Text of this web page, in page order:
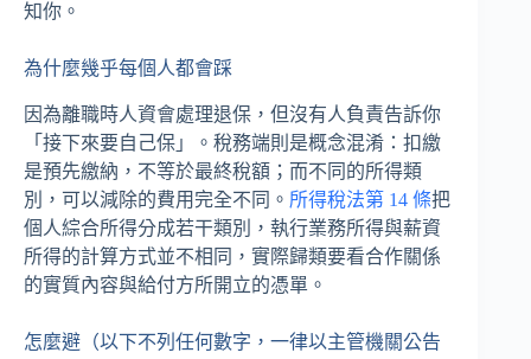
知你。
為什麼幾乎每個人都會踩
因為離職時人資會處理退保，但沒有人負責告訴你
「接下來要自己保」。稅務端則是概念混淆：扣繳
是預先繳納，不等於最終稅額；而不同的所得類
別，可以減除的費用完全不同。 所得稅法第 14 條把
個人綜合所得分成若干類別，執行業務所得與薪資
所得的計算方式並不相同，實際歸類要看合作關係
的實質內容與給付方所開立的憑單。
怎麼避（以下不列任何數字，一律以主管機關公告